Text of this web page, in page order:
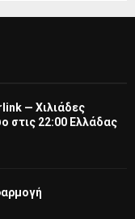
— Χιλιάδες
στις 22:00 Ελλάδας